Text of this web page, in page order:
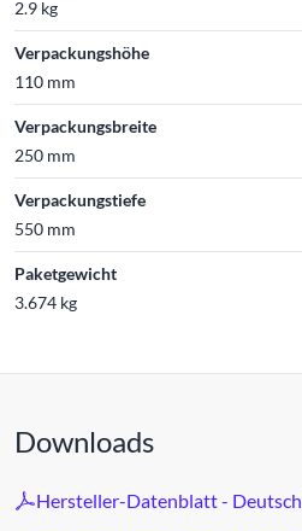
2.9 kg
Verpackungshöhe
110 mm
Verpackungsbreite
250 mm
Verpackungstiefe
550 mm
Paketgewicht
3.674 kg
Downloads
Hersteller-Datenblatt - Deutsch